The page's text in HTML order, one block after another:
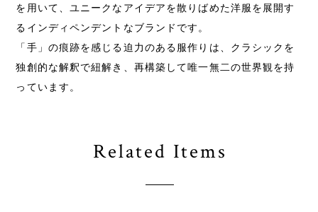
を用いて、ユニークなアイデアを散りばめた洋服を展開す
るインディペンデントなブランドです。
「手」の痕跡を感じる迫力のある服作りは、クラシックを
独創的な解釈で紐解き、再構築して唯一無二の世界観を持
っています。
Related Items